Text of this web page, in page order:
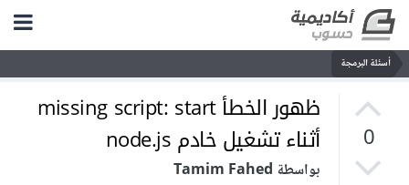
أسئلة البرمجة
0
ظهور الخطأ missing script: start
أثناء تشغيل خادم node.js
بواسطة Tamim Fahed